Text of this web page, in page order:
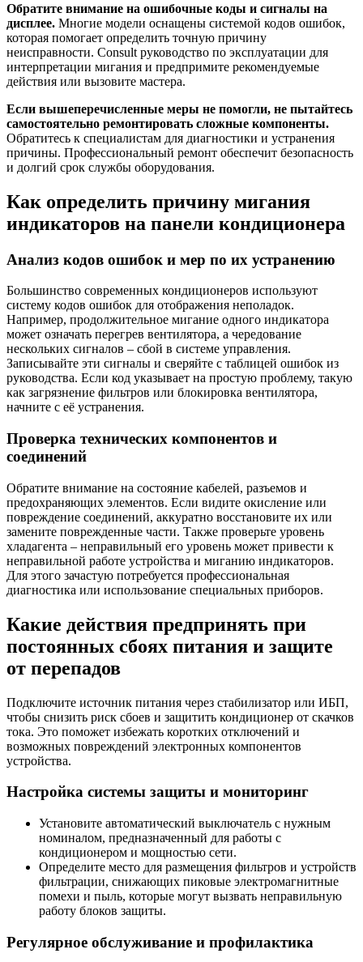
Обратите внимание на ошибочные коды и сигналы на
дисплее. Многие модели оснащены системой кодов ошибок,
которая помогает определить точную причину
неисправности. Consult руководство по эксплуатации для
интерпретации мигания и предпримите рекомендуемые
действия или вызовите мастера.
Если вышеперечисленные меры не помогли, не пытайтесь
самостоятельно ремонтировать сложные компоненты.
Обратитесь к специалистам для диагностики и устранения
причины. Профессиональный ремонт обеспечит безопасность
и долгий срок службы оборудования.
Как определить причину мигания
индикаторов на панели кондиционера
Анализ кодов ошибок и мер по их устранению
Большинство современных кондиционеров используют
систему кодов ошибок для отображения неполадок.
Например, продолжительное мигание одного индикатора
может означать перегрев вентилятора, а чередование
нескольких сигналов – сбой в системе управления.
Записывайте эти сигналы и сверяйте с таблицей ошибок из
руководства. Если код указывает на простую проблему, такую
как загрязнение фильтров или блокировка вентилятора,
начните с её устранения.
Проверка технических компонентов и
соединений
Обратите внимание на состояние кабелей, разъемов и
предохраняющих элементов. Если видите окисление или
повреждение соединений, аккуратно восстановите их или
замените поврежденные части. Также проверьте уровень
хладагента – неправильный его уровень может привести к
неправильной работе устройства и миганию индикаторов.
Для этого зачастую потребуется профессиональная
диагностика или использование специальных приборов.
Какие действия предпринять при
постоянных сбоях питания и защите
от перепадов
Подключите источник питания через стабилизатор или ИБП,
чтобы снизить риск сбоев и защитить кондиционер от скачков
тока. Это поможет избежать коротких отключений и
возможных повреждений электронных компонентов
устройства.
Настройка системы защиты и мониторинг
Установите автоматический выключатель с нужным
номиналом, предназначенный для работы с
кондиционером и мощностью сети.
Определите место для размещения фильтров и устройств
фильтрации, снижающих пиковые электромагнитные
помехи и пыль, которые могут вызвать неправильную
работу блоков защиты.
Регулярное обслуживание и профилактика